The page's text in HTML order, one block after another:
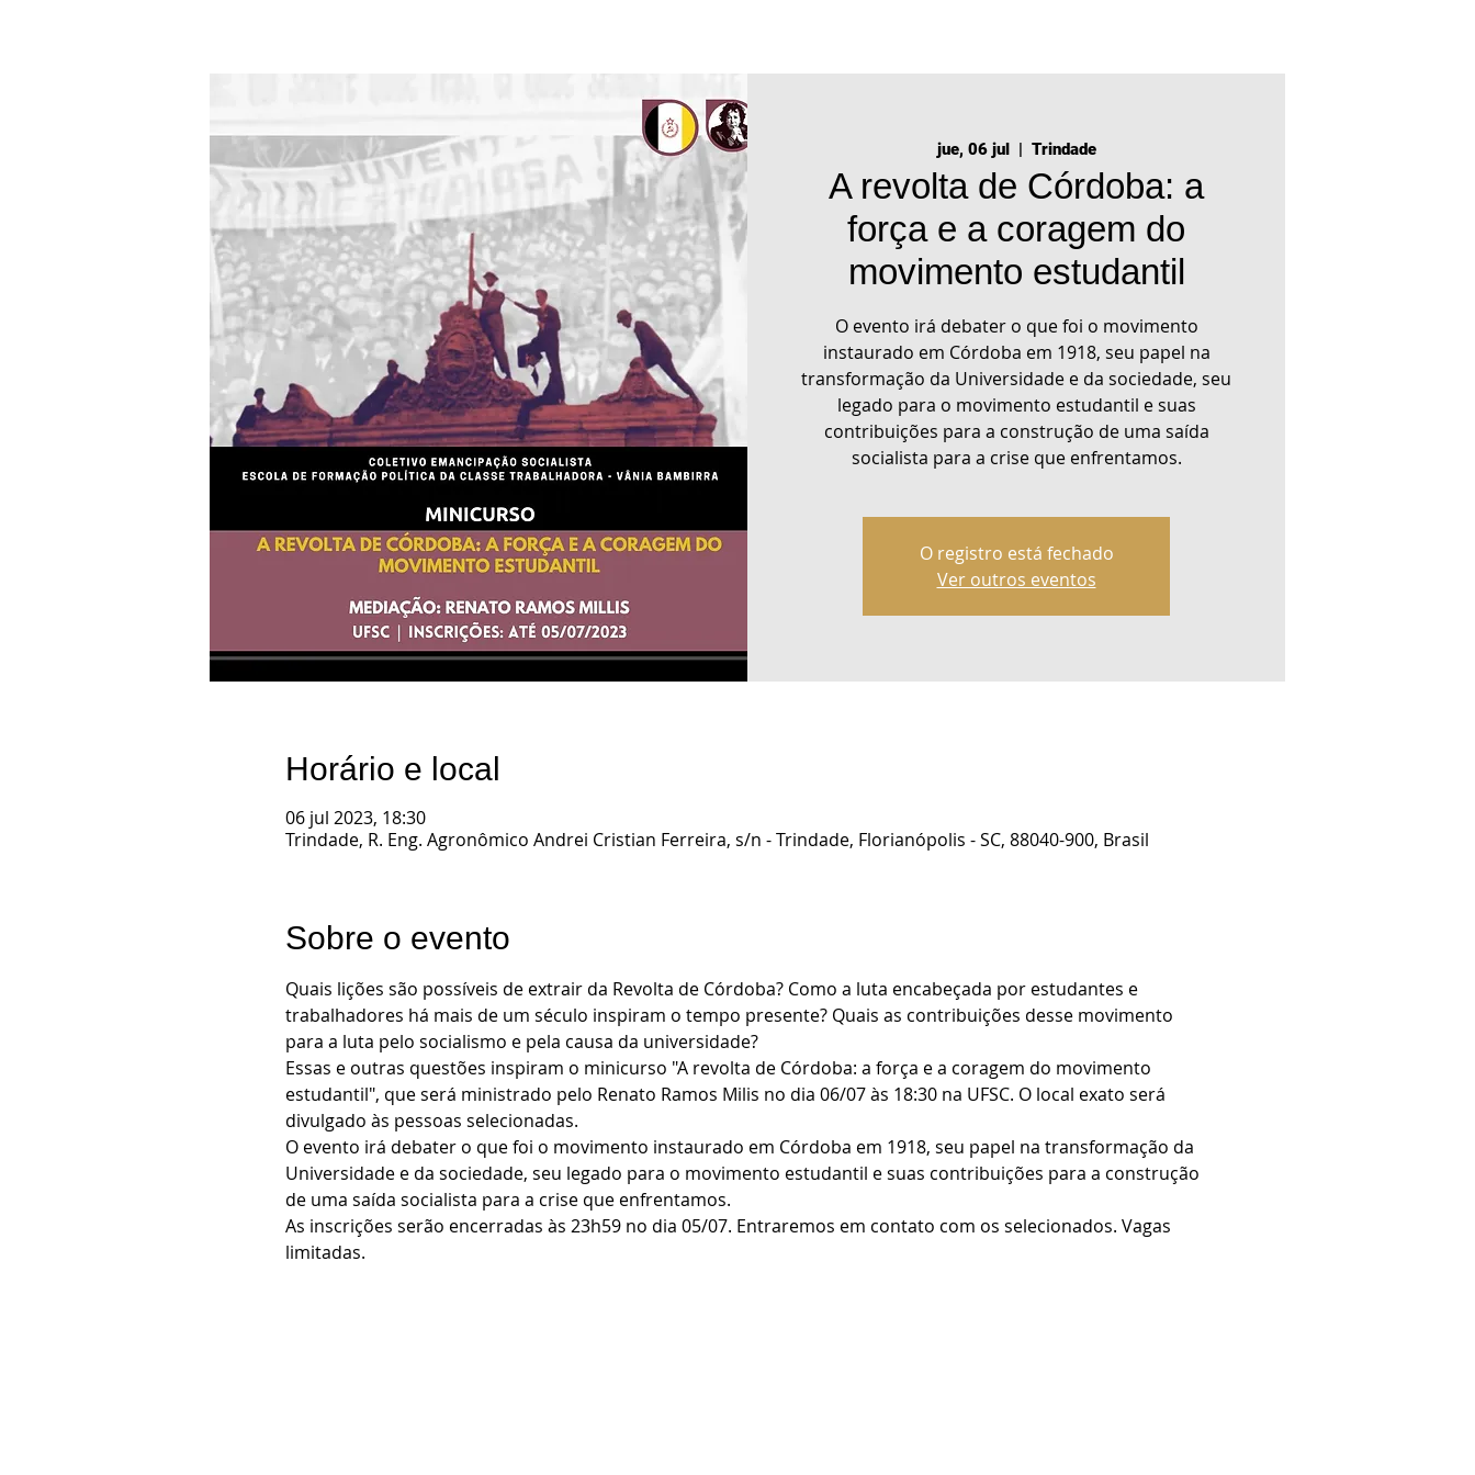
jue, 06 jul
  |
Trindade
A revolta de Córdoba: a
força e a coragem do
movimento estudantil
O evento irá debater o que foi o movimento
instaurado em Córdoba em 1918, seu papel na
transformação da Universidade e da sociedade, seu
legado para o movimento estudantil e suas
contribuições para a construção de uma saída
socialista para a crise que enfrentamos.
O registro está fechado
Ver outros eventos
Horário e local
06 jul 2023, 18:30
Trindade, R. Eng. Agronômico Andrei Cristian Ferreira, s/n - Trindade, Florianópolis - SC, 88040-900, Brasil
Sobre o evento
Quais lições são possíveis de extrair da Revolta de Córdoba? Como a luta encabeçada por estudantes e
trabalhadores há mais de um século inspiram o tempo presente? Quais as contribuições desse movimento
para a luta pelo socialismo e pela causa da universidade?
Essas e outras questões inspiram o minicurso "A revolta de Córdoba: a força e a coragem do movimento
estudantil", que será ministrado pelo Renato Ramos Milis no dia 06/07 às 18:30 na UFSC. O local exato será
divulgado às pessoas selecionadas.
O evento irá debater o que foi o movimento instaurado em Córdoba em 1918, seu papel na transformação da
Universidade e da sociedade, seu legado para o movimento estudantil e suas contribuições para a construção
de uma saída socialista para a crise que enfrentamos.
As inscrições serão encerradas às 23h59 no dia 05/07. Entraremos em contato com os selecionados. Vagas
limitadas.